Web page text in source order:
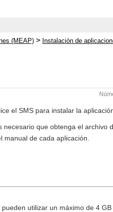
(MEAP) > Instalación de
el SMS para instalar la
que obtenga el archivo
de cada aplicación.
utilizar un máximo de 4